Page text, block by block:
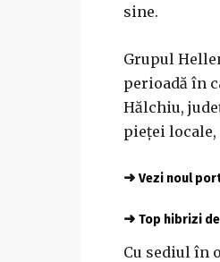
sine.
Grupul
perioadă în
Hălchiu,
pieţei
➜ Vezi noul
➜ Top hibrizi
Cu sediul în